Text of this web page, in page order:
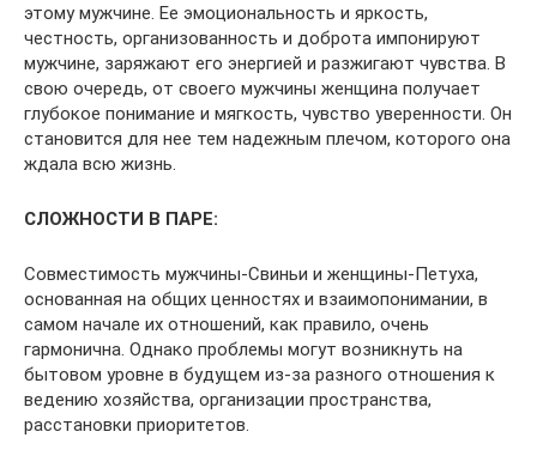
этому мужчине. Ее эмоциональность и яркость,
честность, организованность и доброта импонируют
мужчине, заряжают его энергией и разжигают чувства. В
свою очередь, от своего мужчины женщина получает
глубокое понимание и мягкость, чувство уверенности. Он
становится для нее тем надежным плечом, которого она
ждала всю жизнь.
СЛОЖНОСТИ В ПАРЕ:
Совместимость мужчины-Свиньи и женщины-Петуха,
основанная на общих ценностях и взаимопонимании, в
самом начале их отношений, как правило, очень
гармонична. Однако проблемы могут возникнуть на
бытовом уровне в будущем из-за разного отношения к
ведению хозяйства, организации пространства,
расстановки приоритетов.